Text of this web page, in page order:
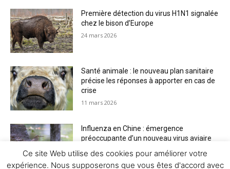
Première détection du virus H1N1 signalée
chez le bison d’Europe
24 mars 2026
Santé animale : le nouveau plan sanitaire
précise les réponses à apporter en cas de
crise
11 mars 2026
Influenza en Chine : émergence
préoccupante d’un nouveau virus aviaire
Ce site Web utilise des cookies pour améliorer votre
expérience. Nous supposerons que vous êtes d'accord avec